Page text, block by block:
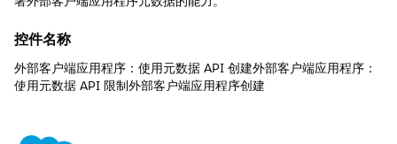
控件名称
外部客户端应用程序：使用元数据 API 创建外部客户端应用程序：
使用元数据 API 限制外部客户端应用程序创建